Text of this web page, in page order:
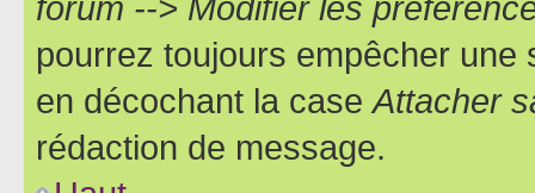
pourrez toujours empêcher une
en décochant la caseAttacher
rédaction de message.